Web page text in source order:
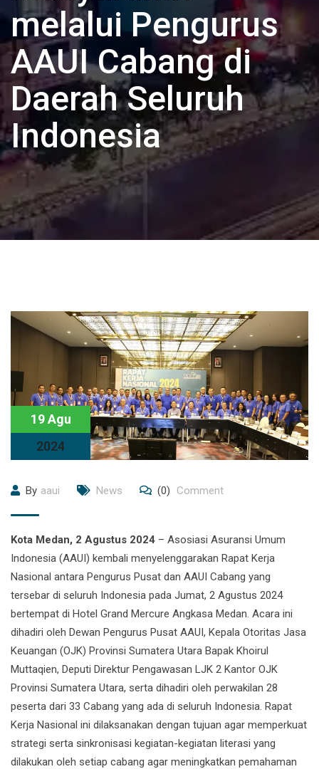
melalui Pengurus
AAUI Cabang di
Daerah Seluruh
Indonesia
19 Agu
2024
By aaui News (0) Comment
Kota Medan, 2 Agustus 2024 – Asosiasi Asuransi Umum
Indonesia (AAUI) kembali menyelenggarakan Rapat Kerja
Nasional antara Pengurus Pusat dan AAUI Cabang yang
tersebar di seluruh Indonesia pada Jumat, 2 Agustus 2024
bertempat di Hotel Grand Mercure Angkasa Medan. Acara ini
dihadiri oleh Dewan Pengurus Pusat AAUI, Kepala Otoritas Jasa
Keuangan (OJK) Provinsi Sumatera Utara Bapak Khoirul
Muttaqien, Deputi Direktur Pengawasan LJK 2 Kantor OJK
Provinsi Sumatera Utara, serta dihadiri oleh perwakilan 28
peserta dari 33 Cabang yang ada di seluruh Indonesia. Rapat
Kerja Nasional ini dilaksanakan dengan tujuan agar memperkuat
strategi serta sinkronisasi kegiatan-kegiatan literasi yang
dilakukan oleh setiap cabang agar meningkatkan pemahaman